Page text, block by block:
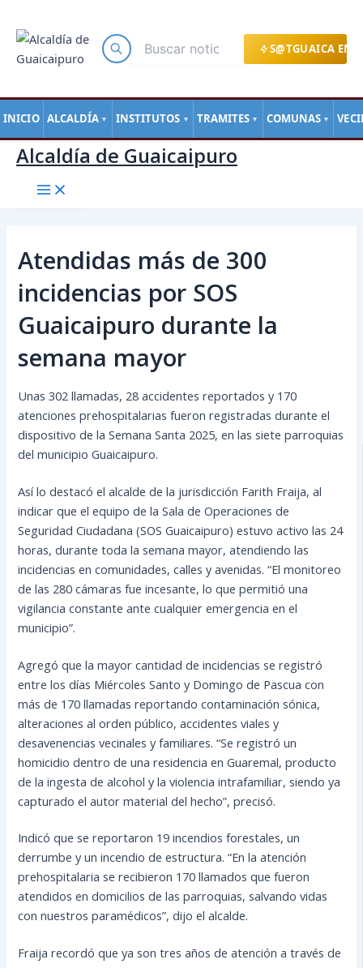
S@TGUAICA EN
INICIO ALCALDÍA ▼ INSTITUTOS ▼ TRAMITES ▼ COMUNAS ▼
contenido
Alcaldía de Guaicaipuro
Atendidas más de 300
incidencias por SOS
Guaicaipuro durante la
semana mayor
Unas 302 llamadas, 28 accidentes reportados y 170
atenciones prehospitalarias fueron registradas durante el
dispositivo de la Semana Santa 2025, en las siete parroquias
del municipio Guaicaipuro.
Así lo destacó el alcalde de la jurisdicción Farith Fraija, al
indicar que el equipo de la Sala de Operaciones de
Seguridad Ciudadana (SOS Guaicaipuro) estuvo activo las 24
horas, durante toda la semana mayor, atendiendo las
incidencias en comunidades, calles y avenidas. “El monitoreo
de las 280 cámaras fue incesante, lo que permitió una
vigilancia constante ante cualquier emergencia en el
municipio”.
Agregó que la mayor cantidad de incidencias se registró
entre los días Miércoles Santo y Domingo de Pascua con
más de 170 llamadas reportando contaminación sónica,
alteraciones al orden público, accidentes viales y
desavenencias vecinales y familiares. “Se registró un
homicidio dentro de una residencia en Guaremal, producto
de la ingesta de alcohol y la violencia intrafamiliar, siendo ya
capturado el autor material del hecho”, precisó.
Indicó que se reportaron 19 incendios forestales, un
derrumbe y un incendio de estructura. “En la atención
prehospitalaria se recibieron 170 llamados que fueron
atendidos en domicilios de las parroquias, salvando vidas
con nuestros paramédicos”, dijo el alcalde.
Fraija recordó que ya son tres años de atención a través de
de
entradas